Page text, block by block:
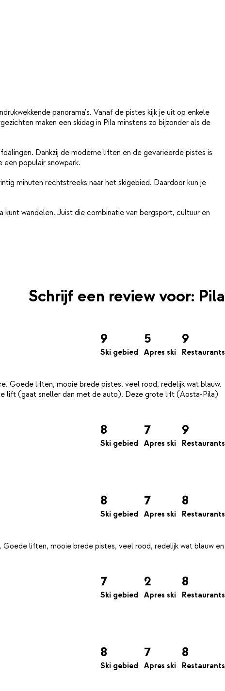
panorama's. Vanaf de pistes kijk je uit op enkele
maken een skidag in Pila minstens zo bijzonder als de
Dankzij de moderne liften en de gevarieerde pistes is
populair snowpark.
minuten rechtstreeks naar het skigebied. Daardoor kun je
kunt wandelen. Juist die combinatie van bergsport, cultuur en
Schrijf een review voor: Pila
9
Ski gebied
5
Apres ski
9
Restaurants
Goede liften, mooie brede pistes, veel rood, redelijk wat blauw.
lift (gaat sneller dan met de auto). Deze grote lift (Aosta-Pila)
8
Ski gebied
7
Apres ski
9
Restaurants
8
Ski gebied
7
Apres ski
8
Restaurants
liften, mooie brede pistes, veel rood, redelijk wat blauw en
7
Ski gebied
2
Apres ski
8
Restaurants
8
Ski gebied
7
Apres ski
8
Restaurants